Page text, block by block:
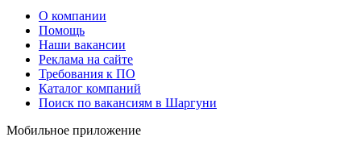
О компании
Помощь
Наши вакансии
Реклама на сайте
Требования к ПО
Каталог компаний
Поиск по вакансиям в Шаргуни
Мобильное приложение